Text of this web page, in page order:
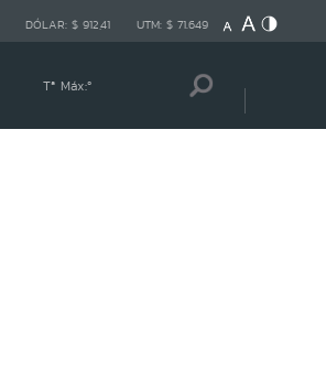
DÓLAR: $ 912,41 UTM: $ 71.649
Tª Máx:º